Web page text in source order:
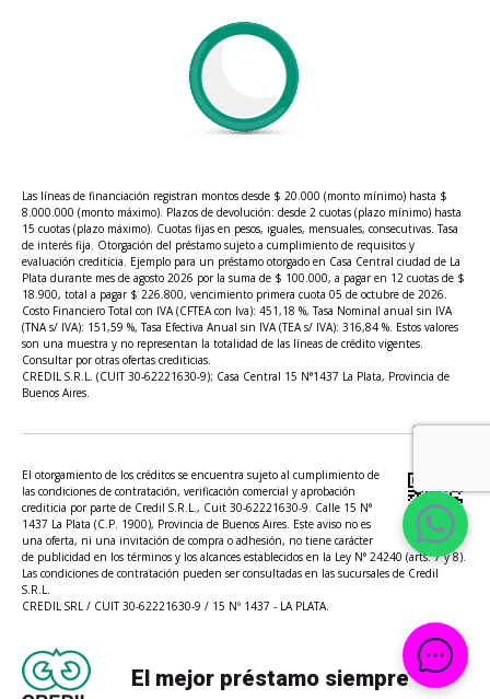
Las líneas de financiación registran montos desde $ 20.000 (monto mínimo) hasta $
8.000.000 (monto máximo). Plazos de devolución: desde 2 cuotas (plazo mínimo) hasta
15 cuotas (plazo máximo). Cuotas fijas en pesos, iguales, mensuales, consecutivas. Tasa
de interés fija. Otorgación del préstamo sujeto a cumplimiento de requisitos y
evaluación crediticia. Ejemplo para un préstamo otorgado en Casa Central ciudad de La
Plata durante mes de agosto 2026 por la suma de $ 100.000, a pagar en 12 cuotas de $
18.900, total a pagar $ 226.800, vencimiento primera cuota 05 de octubre de 2026.
Costo Financiero Total con IVA (CFTEA con Iva): 451,18 %, Tasa Nominal anual sin IVA
(TNA s/ IVA): 151,59 %, Tasa Efectiva Anual sin IVA (TEA s/ IVA): 316,84 %. Estos valores
son una muestra y no representan la totalidad de las líneas de crédito vigentes.
Consultar por otras ofertas crediticias.
CREDIL S.R.L. (CUIT 30-62221630-9); Casa Central 15 N°1437 La Plata, Provincia de
Buenos Aires.
El otorgamiento de los créditos se encuentra sujeto al cumplimiento de
las condiciones de contratación, verificación comercial y aprobación
crediticia por parte de Credil S.R.L., Cuit 30-62221630-9. Calle 15 N°
1437 La Plata (C.P. 1900), Provincia de Buenos Aires. Este aviso no es
una oferta, ni una invitación de compra o adhesión, no tiene carácter
de publicidad en los términos y los alcances establecidos en la Ley N° 24240 (arts. 7 y 8).
Las condiciones de contratación pueden ser consultadas en las sucursales de Credil
S.R.L.
CREDIL SRL / CUIT 30-62221630-9 / 15 Nº 1437 - LA PLATA.
El mejor préstamo siempre